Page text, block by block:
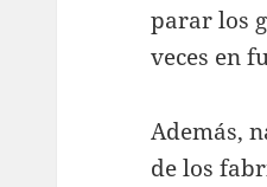
parar los
veces en
Además,
de los